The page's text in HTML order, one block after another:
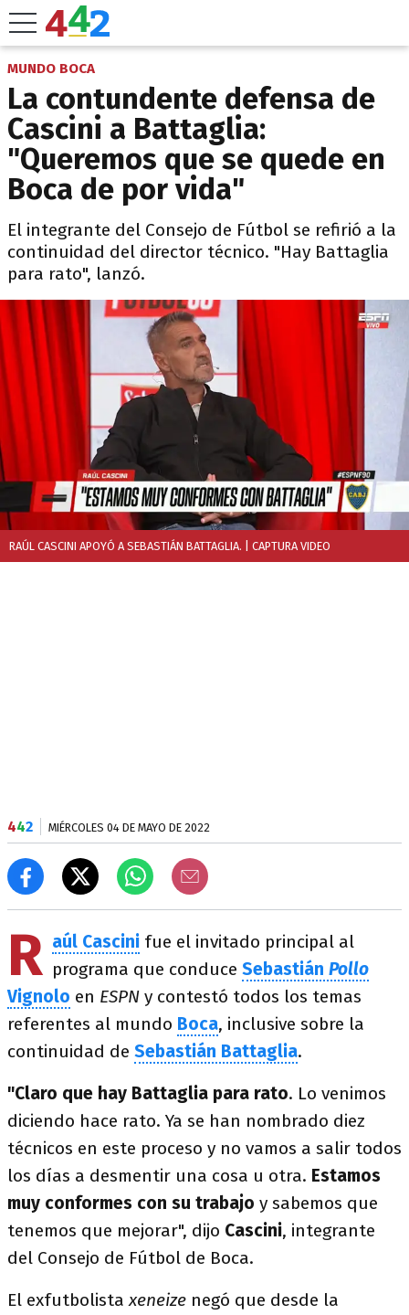
MUNDO BOCA
La contundente defensa de
Cascini a Battaglia:
"Queremos que se quede en
Boca de por vida"
El integrante del Consejo de Fútbol se refirió a la
continuidad del director técnico. "Hay Battaglia
para rato", lanzó.
RAÚL CASCINI APOYÓ A SEBASTIÁN BATTAGLIA. | CAPTURA VIDEO
442 MIÉRCOLES 04 DE MAYO DE 2022
R aúl Cascini fue el invitado principal al
programa que conduce Sebastián Pollo
Vignolo en ESPN y contestó todos los temas
referentes al mundo Boca, inclusive sobre la
continuidad de Sebastián Battaglia.
"Claro que hay Battaglia para rato. Lo venimos
diciendo hace rato. Ya se han nombrado diez
técnicos en este proceso y no vamos a salir todos
los días a desmentir una cosa u otra. Estamos
muy conformes con su trabajo y sabemos que
tenemos que mejorar", dijo Cascini, integrante
del Consejo de Fútbol de Boca.
El exfutbolistaxeneize negó que desde la